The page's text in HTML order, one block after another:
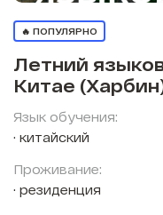
🔥 ПОПУЛЯРНО
Летний
Китае
Язык обучения:
китайский
Проживание:
резиденция